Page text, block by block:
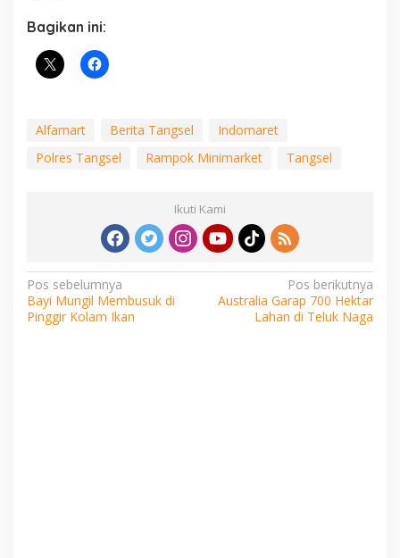
Bagikan ini:
Alfamart Berita Tangsel
Indomaret
Polres Tangsel
Rampok Minimarket Tangsel
Ikuti Kami
Navigasi
pos
Pos sebelumnya
Bayi Mungil Membusuk di
Pinggir Kolam Ikan
Pos berikutnya
Australia Garap 700 Hektar
Lahan di Teluk Naga